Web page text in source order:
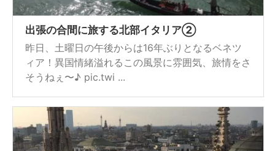
出張の合間に旅する北部イタリア②
昨日、土曜日の午後からは16年ぶりとなるベネツ
ィア！異国情緒溢れるこの風景に雰囲気、旅情をさ
そうねぇ〜♪ pic.twi ...